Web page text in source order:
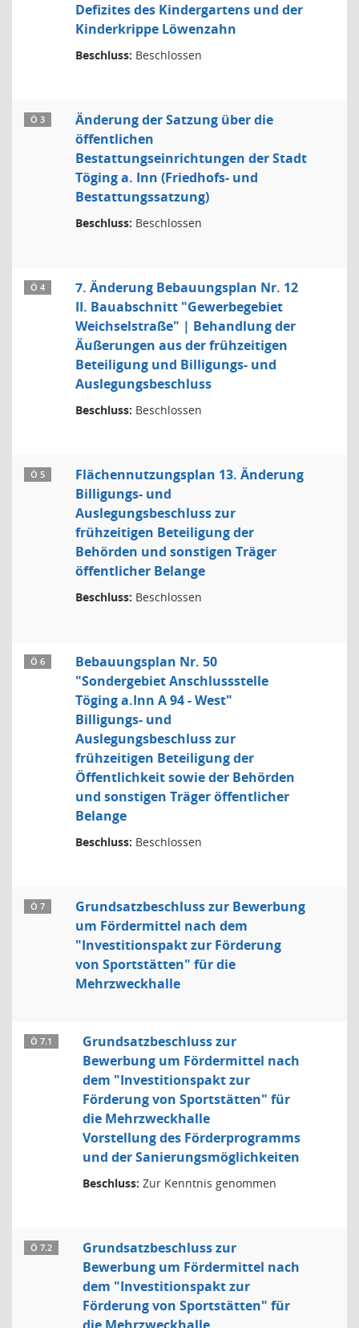
Defizites des Kindergartens und der
Kinderkrippe Löwenzahn
Beschluss: Beschlossen
Ö 3
Änderung der Satzung über die
öffentlichen
Bestattungseinrichtungen der Stadt
Töging a. Inn (Friedhofs- und
Bestattungssatzung)
Beschluss: Beschlossen
Ö 4
7. Änderung Bebauungsplan Nr. 12
II. Bauabschnitt "Gewerbegebiet
Weichselstraße" | Behandlung der
Äußerungen aus der frühzeitigen
Beteiligung und Billigungs- und
Auslegungsbeschluss
Beschluss: Beschlossen
Ö 5
Flächennutzungsplan 13. Änderung
Billigungs- und
Auslegungsbeschluss zur
frühzeitigen Beteiligung der
Behörden und sonstigen Träger
öffentlicher Belange
Beschluss: Beschlossen
Ö 6
Bebauungsplan Nr. 50
"Sondergebiet Anschlussstelle
Töging a.Inn A 94 - West"
Billigungs- und
Auslegungsbeschluss zur
frühzeitigen Beteiligung der
Öffentlichkeit sowie der Behörden
und sonstigen Träger öffentlicher
Belange
Beschluss: Beschlossen
Ö 7
Grundsatzbeschluss zur Bewerbung
um Fördermittel nach dem
"Investitionspakt zur Förderung
von Sportstätten" für die
Mehrzweckhalle
Ö 7.1
Grundsatzbeschluss zur
Bewerbung um Fördermittel nach
dem "Investitionspakt zur
Förderung von Sportstätten" für
die Mehrzweckhalle
Vorstellung des Förderprogramms
und der Sanierungsmöglichkeiten
Beschluss: Zur Kenntnis genommen
Ö 7.2
Grundsatzbeschluss zur
Bewerbung um Fördermittel nach
dem "Investitionspakt zur
Förderung von Sportstätten" für